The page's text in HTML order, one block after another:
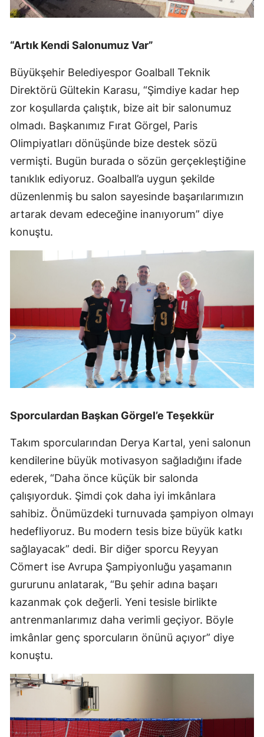
“Artık Kendi Salonumuz Var”
Büyükşehir Belediyespor Goalball Teknik
Direktörü Gültekin Karasu, “Şimdiye kadar hep
zor koşullarda çalıştık, bize ait bir salonumuz
olmadı. Başkanımız Fırat Görgel, Paris
Olimpiyatları dönüşünde bize destek sözü
vermişti. Bugün burada o sözün gerçekleştiğine
tanıklık ediyoruz. Goalball’a uygun şekilde
düzenlenmiş bu salon sayesinde başarılarımızın
artarak devam edeceğine inanıyorum” diye
konuştu.
Sporculardan Başkan Görgel’e Teşekkür
Takım sporcularından Derya Kartal, yeni salonun
kendilerine büyük motivasyon sağladığını ifade
ederek, “Daha önce küçük bir salonda
çalışıyorduk. Şimdi çok daha iyi imkânlara
sahibiz. Önümüzdeki turnuvada şampiyon olmayı
hedefliyoruz. Bu modern tesis bize büyük katkı
sağlayacak” dedi. Bir diğer sporcu Reyyan
Cömert ise Avrupa Şampiyonluğu yaşamanın
gururunu anlatarak, “Bu şehir adına başarı
kazanmak çok değerli. Yeni tesisle birlikte
antrenmanlarımız daha verimli geçiyor. Böyle
imkânlar genç sporcuların önünü açıyor” diye
konuştu.